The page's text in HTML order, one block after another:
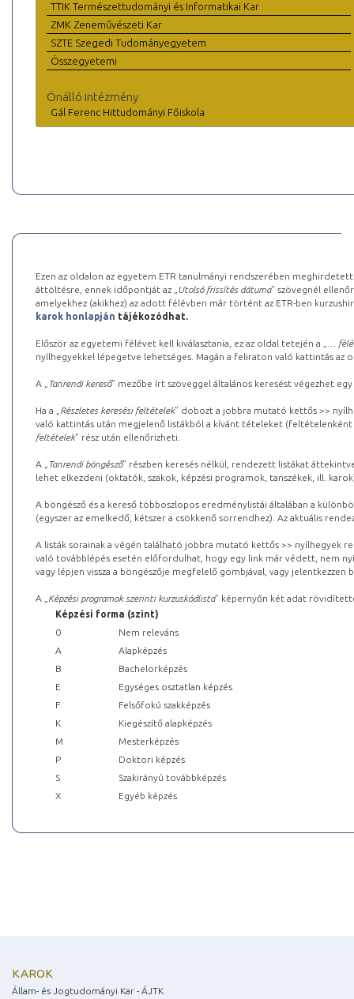
TTIK Természettudományi és Informatikai Kar
ZMK Zeneművészeti Kar
SZTE Szegedi Tudományegyetem
Összegyetemi
Önálló intézmény
Gál Ferenc Hittudományi Főiskola
Ezen az oldalon az egyetem ETR tanulmányi rendszerében
áttöltésre, ennek időpontját az „ Utolsó frissítés dátuma” szövegnél
amelyekhez (akikhez) az adott félévben már történt az ETR-ben
karok honlapján tájékozódhat.
Először az egyetemi félévet kell kiválasztania, ez az oldal tetején a „
…
nyílhegyekkel lépegetve lehetséges. Magán a feliraton való kattintás az
A „ Tanrendi kereső” mezőbe írt szöveggel általános keresést végezhet
Ha a „ Részletes keresési feltételek” dobozt a jobbra mutató kettős >>
való kattintás után megjelenő listákból a kívánt tételeket (feltételenként
feltételek” rész után ellenőrizheti.
A „ Tanrendi böngésző” részben keresés nélkül, rendezett listákat
lehet elkezdeni (oktatók, szakok, képzési programok, tanszékek, ill.
A böngésző és a kereső többoszlopos eredménylistái általában a
(egyszer az emelkedő, kétszer a csökkenő sorrendhez). Az aktuális
A listák sorainak a végén található jobbra mutató kettős >> nyílhegyek
való továbblépés esetén előfordulhat, hogy egy link már védett, nem
vagy lépjen vissza a böngészője megfelelő gombjával, vagy
A „ Képzési programok szerinti kurzuskódlista” képernyőn két adat
Képzési forma (szint)
0
Nem releváns
A
Alapképzés
B
Bachelorképzés
E
Egységes osztatlan képzés
F
Felsőfokú szakképzés
K
Kiegészítő alapképzés
M
Mesterképzés
P
Doktori képzés
S
Szakirányú továbbképzés
X
Egyéb képzés
KAROK
Állam- és Jogtudományi Kar - ÁJTK